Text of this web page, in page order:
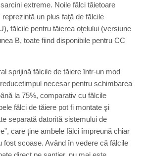
extreme. Noile fălci tăietoare
un plus faţă de fălcile
fălcile pentru tăierea oţelului (versiune
B, toate fiind disponibile pentru CC
sprijină fălcile de tăiere într-un mod
necesar pentru schimbarea
la 75%, comparativ cu fălcile
fălci de tăiere pot fi montate şi
separată datorită sistemului de
care ţine ambele fălci împreună chiar
fost scoase. Având în vedere că fălcile